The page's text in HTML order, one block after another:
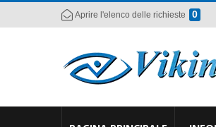
Aprire l'elenco delle richieste 0